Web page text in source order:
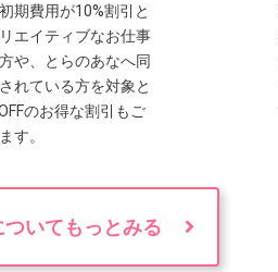
期費用が10%割引と
エイティブなお仕事
や、とらのあなへ同
れている方を対象と
のお得な割引もご
す。
いてもっとみる